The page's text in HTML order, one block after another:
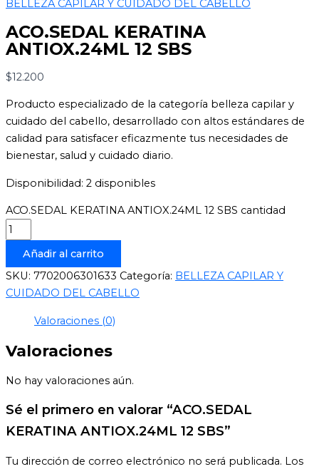
BELLEZA CAPILAR Y CUIDADO DEL CABELLO
ACO.SEDAL KERATINA
ANTIOX.24ML 12 SBS
$12.200
Producto especializado de la categoría belleza capilar y
cuidado del cabello, desarrollado con altos estándares de
calidad para satisfacer eficazmente tus necesidades de
bienestar, salud y cuidado diario.
Disponibilidad: 2 disponibles
ACO.SEDAL KERATINA ANTIOX.24ML 12 SBS cantidad
Añadir al carrito
SKU: 7702006301633 Categoría: BELLEZA CAPILAR Y
CUIDADO DEL CABELLO
Valoraciones (0)
Valoraciones
No hay valoraciones aún.
Sé el primero en valorar “ACO.SEDAL
KERATINA ANTIOX.24ML 12 SBS”
Tu dirección de correo electrónico no será publicada. Los